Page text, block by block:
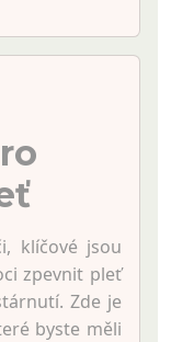
klíčové jsou
zpevnit pleť
Zde je
byste měli